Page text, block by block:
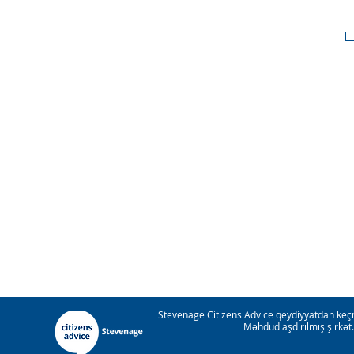
Stevenage Citizens Advice qeydiyyatdan
Məhdudlaşdırılmış